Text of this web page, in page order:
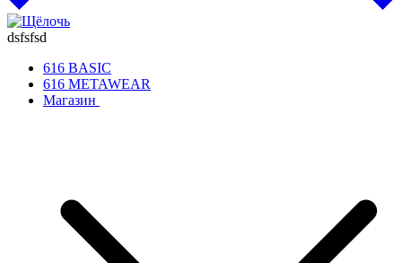
dsfsfsd
616 BASIC
616 METAWEAR
Магазин